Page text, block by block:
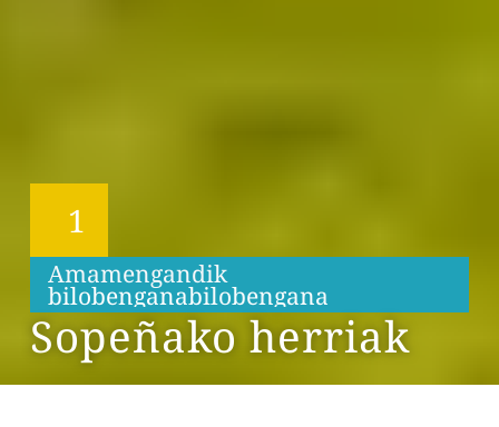
1
Amamengandik
bilobenganabilobengana
Sopeñako herriak